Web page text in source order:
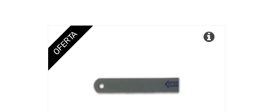
cantidad
OFERTA